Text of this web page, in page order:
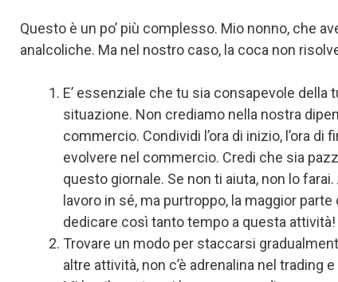
Questo è un po’ più complesso. Mio nonno, che
analcoliche. Ma nel nostro caso, la coca non
E’ essenziale che tu sia consapevole
situazione. Non crediamo nella nostra
commercio. Condividi l’ora di inizio, l’ora
evolvere nel commercio. Credi che sia
questo giornale. Se non ti aiuta, non lo
lavoro in sé, ma purtroppo, la maggior
dedicare così tanto tempo a questa attività!
Trovare un modo per staccarsi
altre attività, non c’è adrenalina nel